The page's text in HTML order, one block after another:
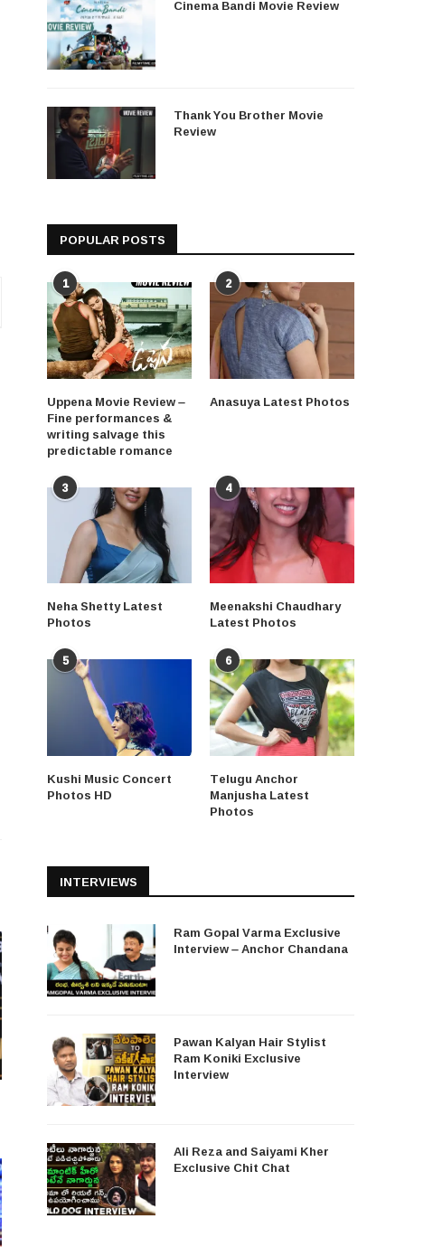
Cinema Bandi Movie Review
Thank You Brother Movie
Review
POPULAR POSTS
1
Uppena Movie Review –
Fine performances &
writing salvage this
predictable romance
2
Anasuya Latest Photos
3
Neha Shetty Latest
Photos
4
Meenakshi Chaudhary
Latest Photos
5
Kushi Music Concert
Photos HD
6
Telugu Anchor
Manjusha Latest
Photos
INTERVIEWS
Ram Gopal Varma Exclusive
Interview – Anchor Chandana
Pawan Kalyan Hair Stylist
Ram Koniki Exclusive
Interview
Ali Reza and Saiyami Kher
Exclusive Chit Chat